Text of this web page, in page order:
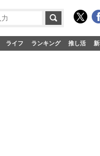
ライフ ランキング 推し活